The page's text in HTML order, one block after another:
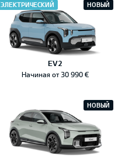
EV2
НОВЫЙ
ЭЛЕКТРИЧЕСКИЙ
Начиная от 30 990 €
НОВЫЙ